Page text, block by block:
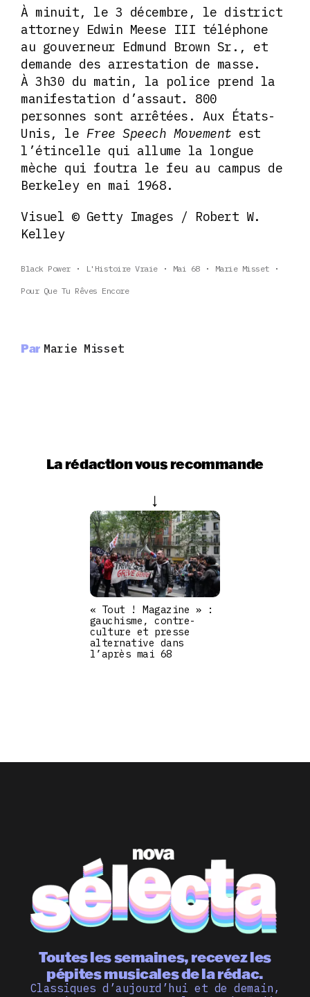
À minuit, le 3 décembre, le district
attorney Edwin Meese III téléphone
au gouverneur Edmund Brown Sr., et
demande des arrestation de masse.
À 3h30 du matin, la police prend la
manifestation d’assaut. 800
personnes sont arrêtées. Aux États-
Unis, le Free Speech Movement est
l’étincelle qui allume la longue
mèche qui foutra le feu au campus de
Berkeley en mai 1968.
Visuel © Getty Images / Robert W.
Kelley
Black Power L'Histoire Vraie Mai 68 Marie Misset
Pour Que Tu Rêves Encore
Par Marie Misset
La rédaction vous recommande
« Tout ! Magazine » :
gauchisme, contre-
culture et presse
alternative dans
l’après mai 68
Toutes les semaines, recevez les
pépites musicales de la rédac.
Classiques d’aujourd’hui et de demain,